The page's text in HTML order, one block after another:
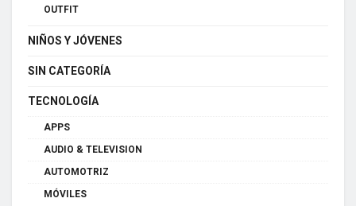
OUTFIT
NIÑOS Y JÓVENES
SIN CATEGORÍA
TECNOLOGÍA
APPS
AUDIO & TELEVISION
AUTOMOTRIZ
MÓVILES